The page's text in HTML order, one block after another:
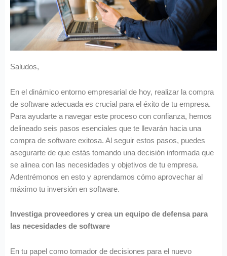
Saludos,
En el dinámico entorno empresarial de hoy, realizar la compra
de software adecuada es crucial para el éxito de tu empresa.
Para ayudarte a navegar este proceso con confianza, hemos
delineado seis pasos esenciales que te llevarán hacia una
compra de software exitosa. Al seguir estos pasos, puedes
asegurarte de que estás tomando una decisión informada que
se alinea con las necesidades y objetivos de tu empresa.
Adentrémonos en esto y aprendamos cómo aprovechar al
máximo tu inversión en software.
Investiga proveedores y crea un equipo de defensa para
las necesidades de software
En tu papel como tomador de decisiones para el nuevo